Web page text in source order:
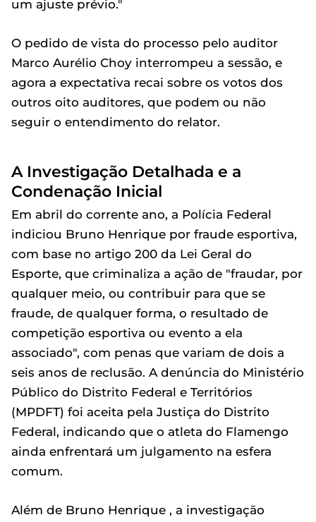
um ajuste prévio."
O pedido de vista do processo pelo auditor
Marco Aurélio Choy interrompeu a sessão, e
agora a expectativa recai sobre os votos dos
outros oito auditores, que podem ou não
seguir o entendimento do relator.
A Investigação Detalhada e a
Condenação Inicial
Em abril do corrente ano, a Polícia Federal
indiciou Bruno Henrique por fraude esportiva,
com base no artigo 200 da Lei Geral do
Esporte, que criminaliza a ação de "fraudar, por
qualquer meio, ou contribuir para que se
fraude, de qualquer forma, o resultado de
competição esportiva ou evento a ela
associado", com penas que variam de dois a
seis anos de reclusão. A denúncia do Ministério
Público do Distrito Federal e Territórios
(MPDFT) foi aceita pela Justiça do Distrito
Federal, indicando que o atleta do Flamengo
ainda enfrentará um julgamento na esfera
comum.
Além de Bruno Henrique , a investigação